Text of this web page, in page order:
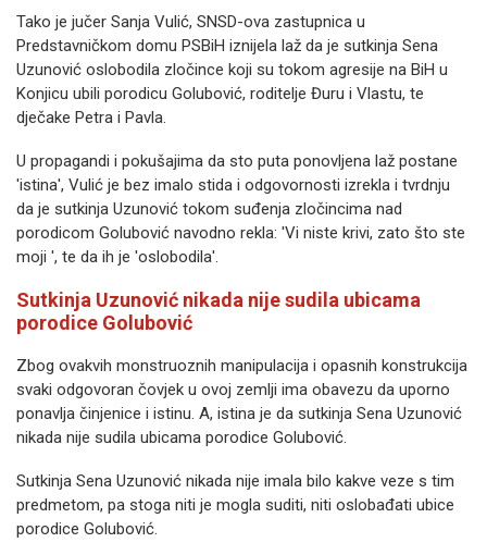
Tako je jučer Sanja Vulić, SNSD-ova zastupnica u
Predstavničkom domu PSBiH iznijela laž da je sutkinja Sena
Uzunović oslobodila zločince koji su tokom agresije na BiH u
Konjicu ubili porodicu Golubović, roditelje Đuru i Vlastu, te
dječake Petra i Pavla.
U propagandi i pokušajima da sto puta ponovljena laž postane
'istina', Vulić je bez imalo stida i odgovornosti izrekla i tvrdnju
da je sutkinja Uzunović tokom suđenja zločincima nad
porodicom Golubović navodno rekla: 'Vi niste krivi, zato što ste
moji ', te da ih je 'oslobodila'.
Sutkinja Uzunović nikada nije sudila ubicama
porodice Golubović
Zbog ovakvih monstruoznih manipulacija i opasnih konstrukcija
svaki odgovoran čovjek u ovoj zemlji ima obavezu da uporno
ponavlja činjenice i istinu. A, istina je da sutkinja Sena Uzunović
nikada nije sudila ubicama porodice Golubović.
Sutkinja Sena Uzunović nikada nije imala bilo kakve veze s tim
predmetom, pa stoga niti je mogla suditi, niti oslobađati ubice
porodice Golubović.